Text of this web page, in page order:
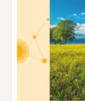
bequem durch
Wanderung in